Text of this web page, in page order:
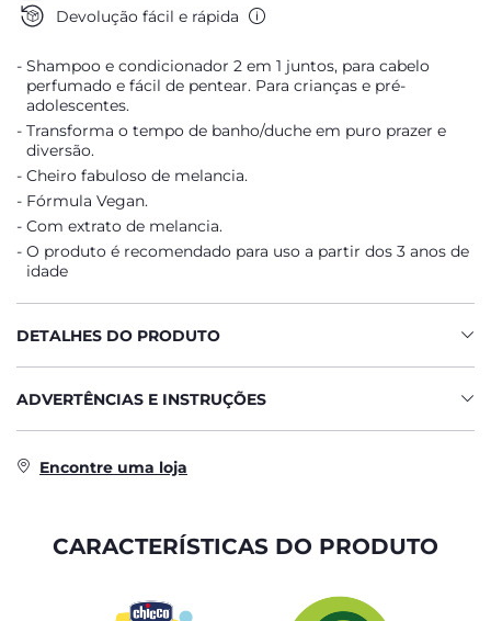
Devolução fácil e rápida
Shampoo e condicionador 2 em 1 juntos, para cabelo
perfumado e fácil de pentear. Para crianças e pré-
adolescentes.
Transforma o tempo de banho/duche em puro prazer e
diversão.
Cheiro fabuloso de melancia.
Fórmula Vegan.
Com extrato de melancia.
O produto é recomendado para uso a partir dos 3 anos de
idade
DETALHES DO PRODUTO
ADVERTÊNCIAS E INSTRUÇÕES
Encontre uma loja
CARACTERÍSTICAS DO PRODUTO